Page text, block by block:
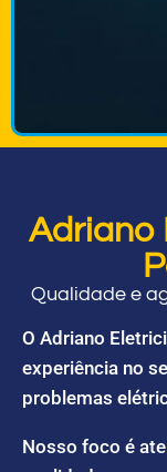
Adriano
Qualidade e
O Adriano
experiência no
problemas
Nosso foco é